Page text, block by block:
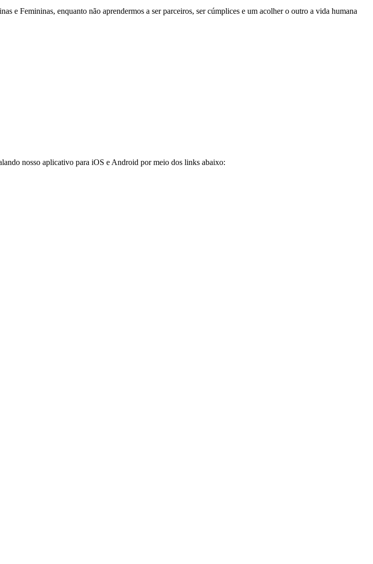
e Femininas, enquanto não aprendermos a ser parceiros, ser cúmplices e um acolher o outro a vida humana
nosso aplicativo para iOS e Android por meio dos links abaixo: